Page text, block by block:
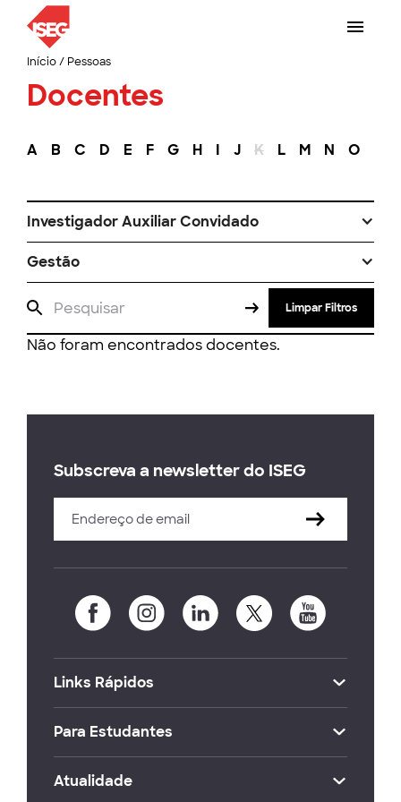
Início/ Pessoas
Docentes
A B C D E F G H I J K L M N O
Investigador Auxiliar Convidado
Gestão
Limpar Filtros
Não foram encontrados docentes.
Subscreva a newsletter do ISEG
Links Rápidos
Para Estudantes
Atualidade